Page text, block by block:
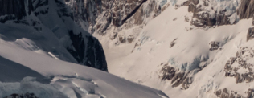
auf die Leinwand. Mit der
Neugier des Publikums.
der anwesenden Alpinisten
nicht fremd war.